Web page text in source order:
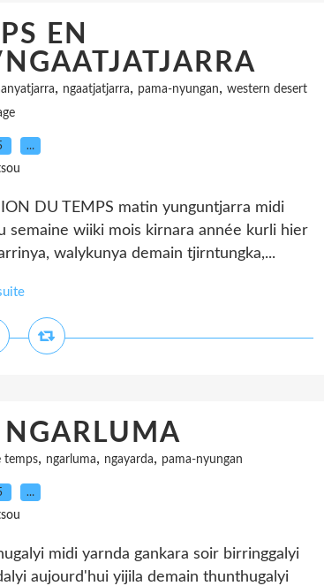
EN
, ngaatjatjarra, pama-nyungan, western desert
…
DU TEMPS matin yunguntjarra midi
semaine wiiki mois kirnara année kurli hier
walykunya demain tjirntungka,...
NGARLUMA
temps, ngarluma, ngayarda, pama-nyungan
…
midi yarnda gankara soir birringgalyi
aujourd'hui yijila demain thunthugalyi